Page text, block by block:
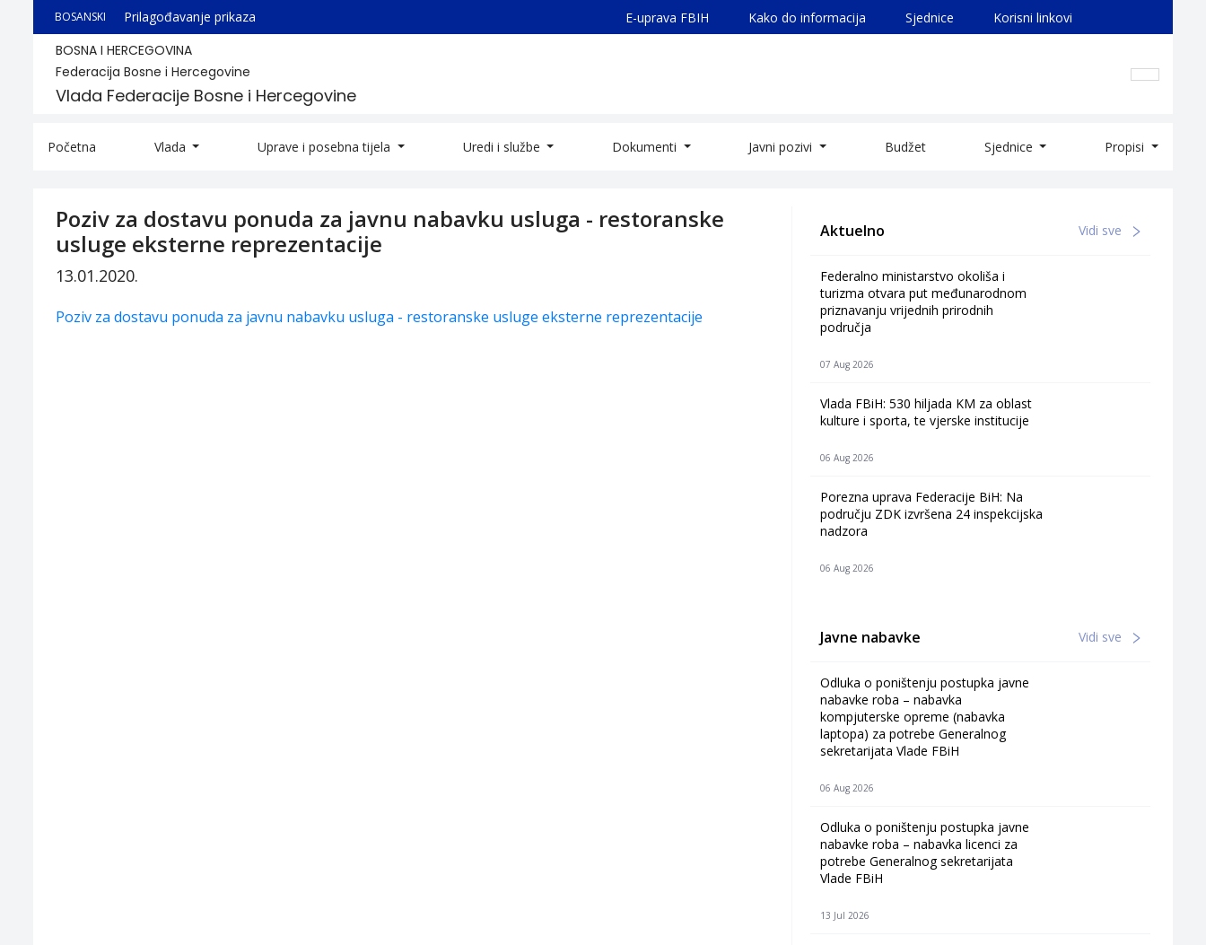
BOSANSKI Prilagođavanje prikaza E-uprava FBIH Kako do informacija Sjednice Korisni linkovi
BOSNA I HERCEGOVINA
Federacija Bosne i Hercegovine
Vlada Federacije Bosne i Hercegovine
Početna Vlada Uprave i posebna tijela Uredi i službe Dokumenti Javni pozivi Budžet Sjednice Propisi
Poziv za dostavu ponuda za javnu nabavku usluga - restoranske
usluge eksterne reprezentacije
13.01.2020.
Poziv za dostavu ponuda za javnu nabavku usluga - restoranske usluge eksterne reprezentacije
Aktuelno Vidi sve
Federalno ministarstvo okoliša i
turizma otvara put međunarodnom
priznavanju vrijednih prirodnih
područja
07 Aug 2026
Vlada FBiH: 530 hiljada KM za oblast
kulture i sporta, te vjerske institucije
06 Aug 2026
Porezna uprava Federacije BiH: Na
području ZDK izvršena 24 inspekcijska
nadzora
06 Aug 2026
Javne nabavke Vidi sve
Odluka o poništenju postupka javne
nabavke roba – nabavka
kompjuterske opreme (nabavka
laptopa) za potrebe Generalnog
sekretarijata Vlade FBiH
06 Aug 2026
Odluka o poništenju postupka javne
nabavke roba – nabavka licenci za
potrebe Generalnog sekretarijata
Vlade FBiH
13 Jul 2026